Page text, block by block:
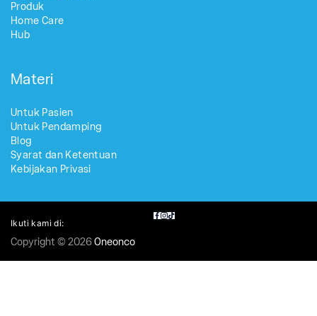
Produk
Home Care
Hub
Materi
Untuk Pasien
Untuk Pendamping
Blog
Syarat dan Ketentuan
Kebijakan Privasi
Ikuti kami di:
Copyright © 2026Oneonco